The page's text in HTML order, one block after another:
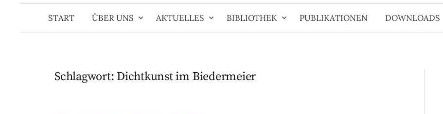
START ÜBER UNS AKTUELLES BIBLIOTHEK PUBLIKATIONEN DOWNLOADS
Schlagwort: Dichtkunst im Biedermeier